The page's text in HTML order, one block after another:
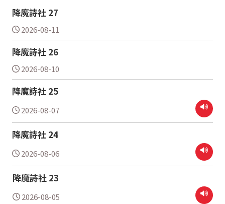
降魔詩社 27
2026-08-11
降魔詩社 26
2026-08-10
降魔詩社 25
2026-08-07
降魔詩社 24
2026-08-06
降魔詩社 23
2026-08-05